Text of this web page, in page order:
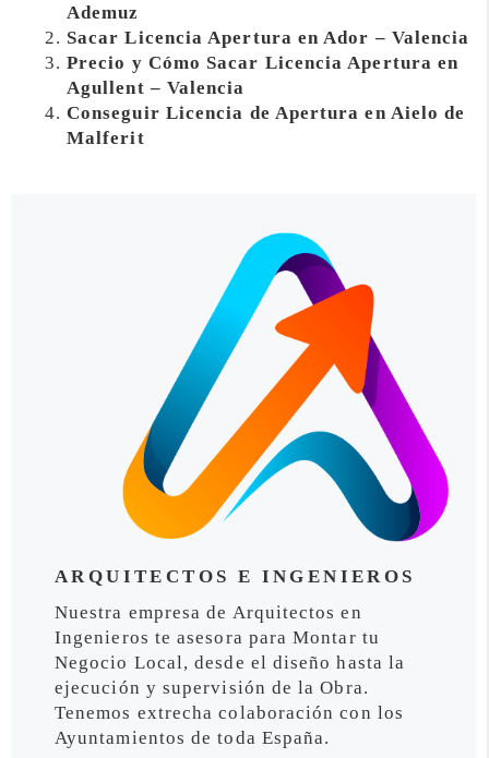
Ademuz
Sacar Licencia Apertura en Ador – Valencia
Precio y Cómo Sacar Licencia Apertura en
Agullent – Valencia
Conseguir Licencia de Apertura en Aielo de
Malferit
ARQUITECTOS E INGENIEROS
Nuestra empresa de Arquitectos en
Ingenieros te asesora para Montar tu
Negocio Local, desde el diseño hasta la
ejecución y supervisión de la Obra.
Tenemos extrecha colaboración con los
Ayuntamientos de toda España.